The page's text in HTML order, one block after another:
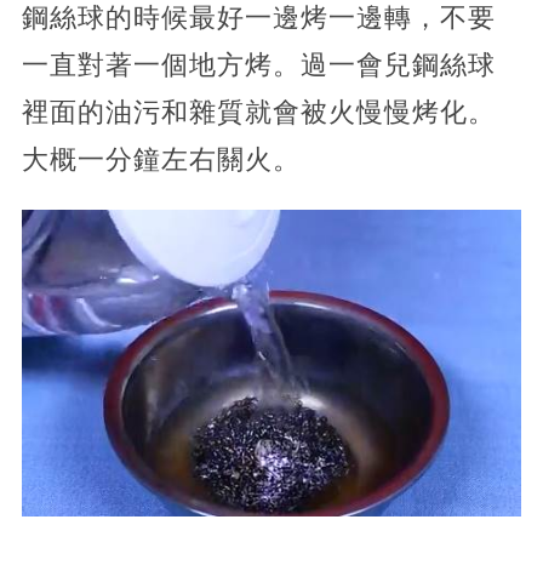
鋼絲球的時候最好一邊烤一邊轉，不要
一直對著一個地方烤。過一會兒鋼絲球
裡面的油污和雜質就會被火慢慢烤化。
大概一分鐘左右關火。